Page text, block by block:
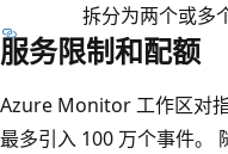
拆分为两个或多
服务限制和配额
Azure Monitor 工作区对
最多引入 100 万个事件‌。